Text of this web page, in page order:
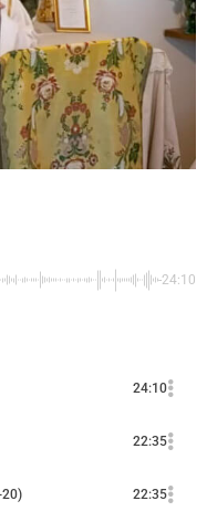
-24:10
24:10
22:35
20) 22:35